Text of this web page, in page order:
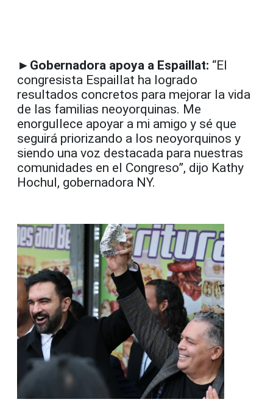
►Gobernadora apoya a Espaillat: “El
congresista Espaillat ha logrado
resultados concretos para mejorar la vida
de las familias neoyorquinas. Me
enorgullece apoyar a mi amigo y sé que
seguirá priorizando a los neoyorquinos y
siendo una voz destacada para nuestras
comunidades en el Congreso”, dijo Kathy
Hochul, gobernadora NY.